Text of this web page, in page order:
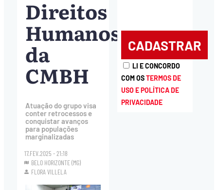
Direitos
Humanos
da
CMBH
Atuação do grupo visa
conter retrocessos e
conquistar avanços
para populações
marginalizadas
17.FEV.2025 - 21:18
BELO HORIZONTE (MG)
FLORA VILLELA
LI E CONCORDO
COM OSTERMOS DE
USO E POLÍTICA DE
PRIVACIDADE